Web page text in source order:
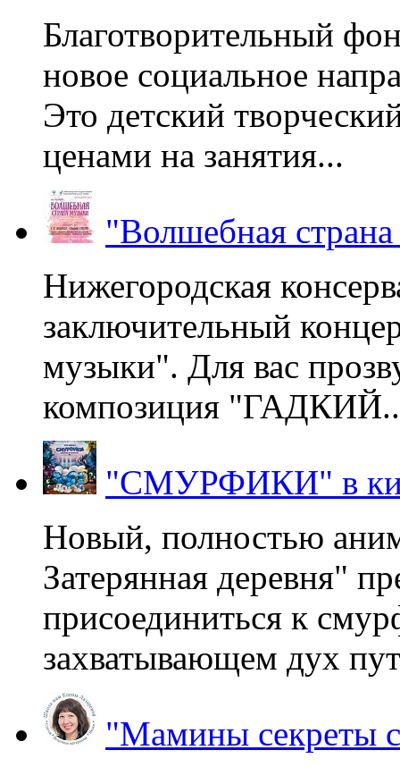
Благотворительный
новое социальное
Это детский
ценами на занятия...
"Волшебная
Нижегородская
заключительный
музыки". Для вас
композиция
"СМУРФИКИ" в
Новый, полностью
Затерянная деревня"
присоединиться к
захватывающем дух
"Мамины секреты